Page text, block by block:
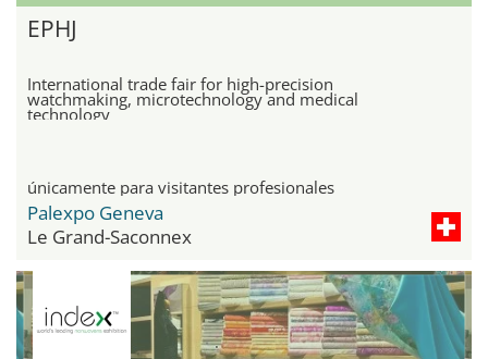
EPHJ
International trade fair for high-precision
watchmaking, microtechnology and medical
technology
únicamente para visitantes profesionales
Palexpo Geneva
Le Grand-Saconnex